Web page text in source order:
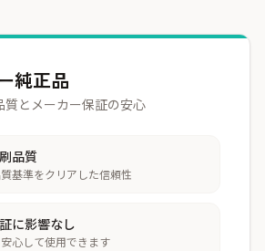
純正品
質とメーカー保証の安心
品質
基準をクリアした信頼性
に影響なし
心して使用できます